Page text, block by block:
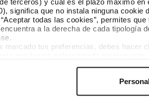
terceros) y cuál es el plazo máximo
significa que no instala ninguna cookie
todas las cookies”, permites
a la derecha de cada tipología
marcado tus preferencias, debes hacer
son imprescindibles para el
Jaume Garcia
SA. Consejo de